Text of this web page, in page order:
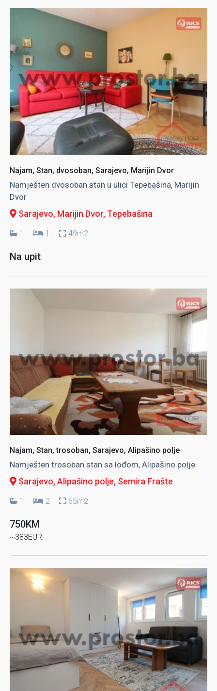
Najam, Stan, dvosoban, Sarajevo, Marijin Dvor
Namješten dvosoban stan u ulici Tepebašina, Marijin
Dvor
Sarajevo, Marijin Dvor, Tepebašina
1 1 49m2
Na upit
Najam, Stan, trosoban, Sarajevo, Alipašino polje
Namješten trosoban stan sa lođom, Alipašino polje
Sarajevo, Alipašino polje, Semira Frašte
1 2 65m2
750KM
~383EUR